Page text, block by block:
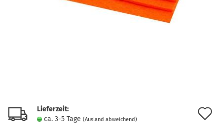
Lieferzeit:
ca. 3-5 Tage (Ausland abweichend)